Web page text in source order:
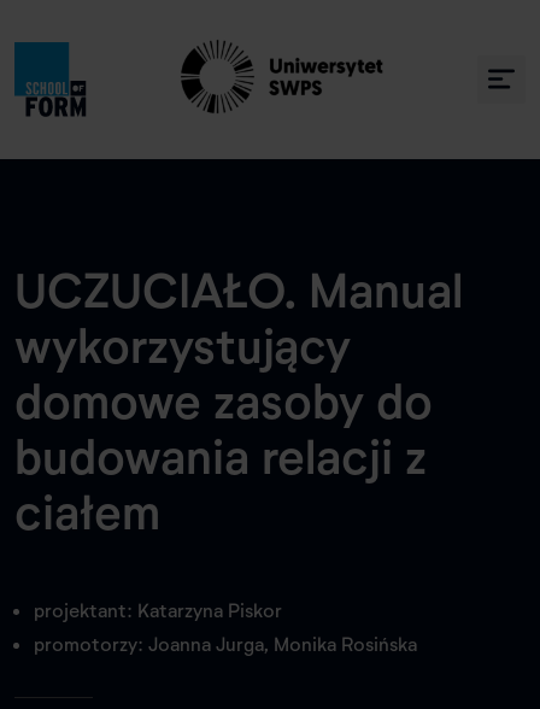
UCZUCIAŁO. Manual
wykorzystujący
domowe zasoby do
budowania relacji z
ciałem
projektant: Katarzyna Piskor
promotorzy: Joanna Jurga, Monika Rosińska